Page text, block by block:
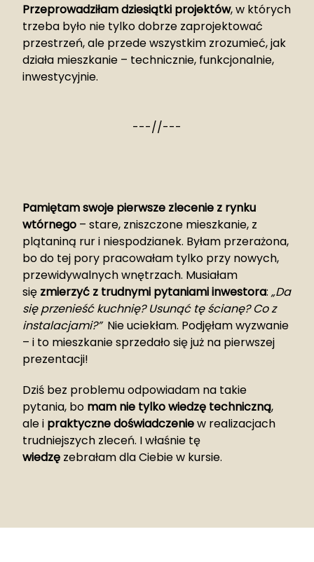
Przeprowadziłam dziesiątki projektów, w których
trzeba było nie tylko dobrze zaprojektować
przestrzeń, ale przede wszystkim zrozumieć, jak
działa mieszkanie – technicznie, funkcjonalnie,
inwestycyjnie.
---//---
Pamiętam swoje pierwsze zlecenie z rynku
wtórnego – stare, zniszczone mieszkanie, z
plątaniną rur i niespodzianek. Byłam przerażona,
bo do tej pory pracowałam tylko przy nowych,
przewidywalnych wnętrzach. Musiałam
się zmierzyć z trudnymi pytaniami inwestora: „Da
się przenieść kuchnię? Usunąć tę ścianę? Co z
instalacjami?”Nie uciekłam. Podjęłam wyzwanie
– i to mieszkanie sprzedało się już na pierwszej
prezentacji!
Dziś bez problemu odpowiadam na takie
pytania, bo mam nie tylko wiedzę techniczną,
ale i praktyczne doświadczeniew realizacjach
trudniejszych zleceń. I właśnie tę
wiedzę zebrałam dla Ciebie w kursie.